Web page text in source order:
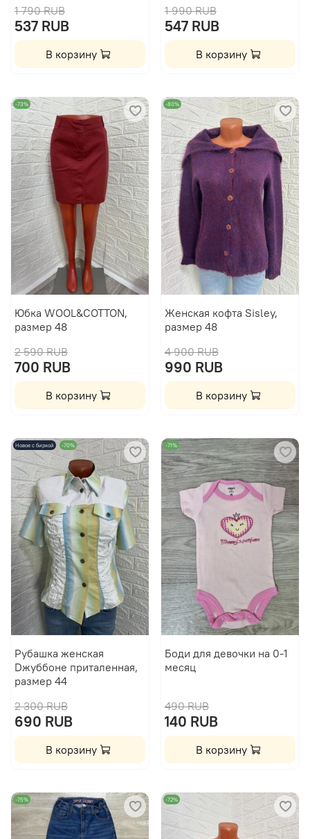
1 790 RUB
537 RUB
В корзину
1 990 RUB
547 RUB
В корзину
-73%
Юбка WOOL&COTTON,
размер 48
2 590 RUB
700 RUB
В корзину
-80%
Женская кофта Sisley,
размер 48
4 900 RUB
990 RUB
В корзину
Новое с биркой -70%
Рубашка женская
Dжуббоне приталенная,
размер 44
2 300 RUB
690 RUB
В корзину
-71%
Боди для девочки на 0-1
месяц
490 RUB
140 RUB
В корзину
-75% -72%